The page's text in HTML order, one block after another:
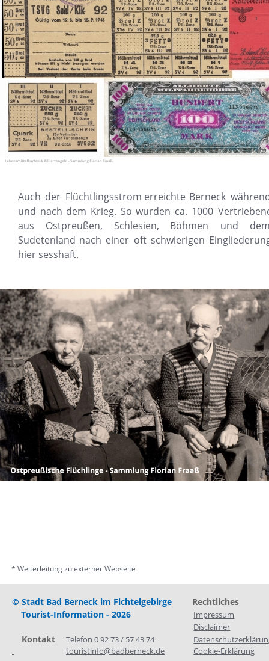
© Stadt Bad Berneck im Fichtelgebirge
Rechtliches
Tourist-Information - 2026
Impressum
Disclaimer
    Kontakt
Telefon 0 92 73 / 57 43 74
touristinfo@badberneck.de
Cookie-Erklärung
Auch der Flüchtlingsstrom erreichte Berneck
und nach dem Krieg. So wurden ca. 1000
aus
Ostpreußen, Schlesien, Böhmen und
Sudetenland nach einer oft schwierigen
hier sesshaft.
* Weiterleitung zu externer Webseite